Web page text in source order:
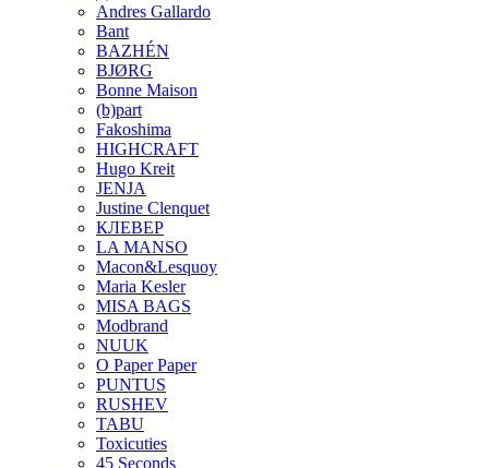
Andres Gallardo
Bant
BAZHÉN
BJØRG
Bonne Maison
(b)part
Fakoshima
HIGHCRAFT
Hugo Kreit
JENJA
Justine Clenquet
КЛЕВЕР
LA MANSO
Macon&Lesquoy
Maria Kesler
MISA BAGS
Modbrand
NUUK
O Paper Paper
PUNTUS
RUSHEV
TABU
Toxicuties
45 Seconds